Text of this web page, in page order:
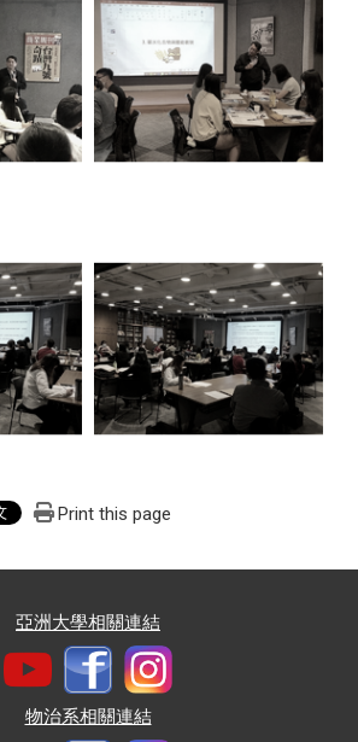
Print this page
亞洲大學相關連結
物治系相關連結